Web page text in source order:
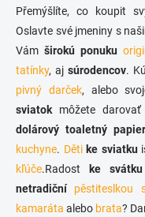
Přemýšlíte, co koupit
Oslavte své jmeniny s
Vámširokú ponuku
tatínky, aj súrodencov.
pivný darček, alebo
sviatokmôžete
dolárový toaletný papier
kuchyne. Děti ke sviatku
kľúče.Radost ke svátku
netradiční
pěstiteslkou
kamaráta alebo brata?